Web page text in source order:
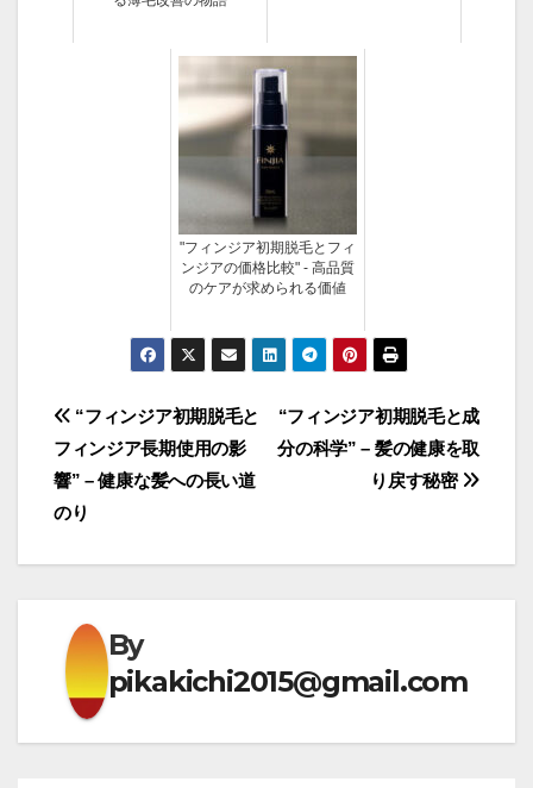
"フィンジア初期脱毛とフィ
ンジアの価格比較" - 高品質
のケアが求められる価値
投
稿
ナ
ビ
ゲ
ー
シ
“フィンジア初期脱毛と成
分の科学” – 髪の健康を取
り戻す秘密
“フィンジア初期脱毛と
フィンジア長期使用の影
響” – 健康な髪への長い道
のり
By
pikakichi2015@gmail.com